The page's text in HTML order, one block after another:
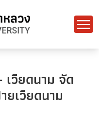
วียดนาม จัด
เวียดนาม